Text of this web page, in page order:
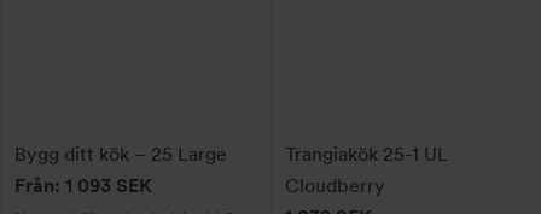
Bygg ditt kök – 25 Large
Från: 1 093 SEK
Trangiakök 25-1 UL
Cloudberry
olika
alternativen